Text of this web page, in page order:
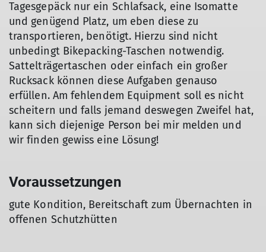
Tagesgepäck nur ein Schlafsack, eine Isomatte
und genügend Platz, um eben diese zu
transportieren, benötigt. Hierzu sind nicht
unbedingt Bikepacking-Taschen notwendig.
Sattelträgertaschen oder einfach ein großer
Rucksack können diese Aufgaben genauso
erfüllen. Am fehlendem Equipment soll es nicht
scheitern und falls jemand deswegen Zweifel hat,
kann sich diejenige Person bei mir melden und
wir finden gewiss eine Lösung!
Voraussetzungen
gute Kondition, Bereitschaft zum Übernachten in
offenen Schutzhütten